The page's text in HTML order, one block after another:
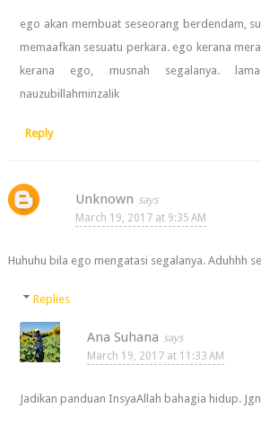
ego akan membuat seseorang berdendam,
memaafkan sesuatu perkara. ego kerana
kerana ego, musnah segalanya.
nauzubillahminzalik
Reply
Unknown
March 19, 2017 at 9:35 AM
Huhuhu bila ego mengatasi segalanya. Aduhhh
Replies
Ana Suhana
March 19, 2017 at 11:33 AM
Jadikan panduan InsyaAllah bahagia hidup.